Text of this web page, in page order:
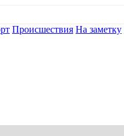
Происшествия На заметку